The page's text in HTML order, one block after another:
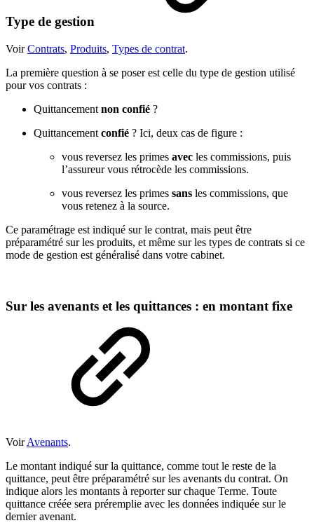
Type de gestion
VoirContrats, Produits, Types de contrat.
La première question à se poser est celle du type de gestion utilisé
pour vos contrats :
Quittancement non confié ?
Quittancement confié ? Ici, deux cas de figure :
vous reversez les primes avec les commissions, puis
l’assureur vous rétrocède les commissions.
vous reversez les primes sans les commissions, que
vous retenez à la source.
Ce paramétrage est indiqué sur le contrat, mais peut être
préparamétré sur les produits, et même sur les types de contrats si ce
mode de gestion est généralisé dans votre cabinet.
Sur les avenants et les quittances : en montant fixe
VoirAvenants.
Le montant indiqué sur la quittance, comme tout le reste de la
quittance, peut être préparamétré sur les avenants du contrat. On
indique alors les montants à reporter sur chaque Terme. Toute
quittance créée sera préremplie avec les données indiquée sur le
dernier avenant.